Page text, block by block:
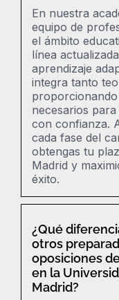
En nuestra
equipo de
el ámbito
línea
aprendizaje
integra tanto
necesarios
con confianza.
cada fase del
obtengas tu
Madrid y
éxito.
¿Qué
otros
oposiciones
en la
Madrid?